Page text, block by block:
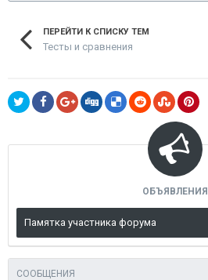
ПЕРЕЙТИ К СПИСКУ ТЕМ
Тесты и сравнения
ОБЪЯВЛЕНИЯ
Памятка участника форума
СООБЩЕНИЯ